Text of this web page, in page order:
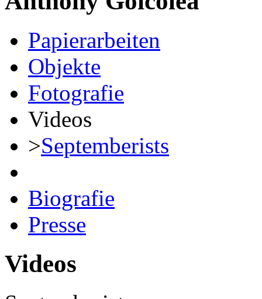
Papierarbeiten
Objekte
Fotografie
Videos
>Septemberists
Biografie
Presse
Videos